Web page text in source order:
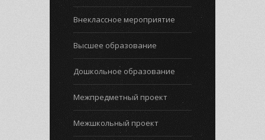
Внеклассное мероприятие
Высшее образование
Дошкольное образование
Межпредметный проект
Межшкольный проект